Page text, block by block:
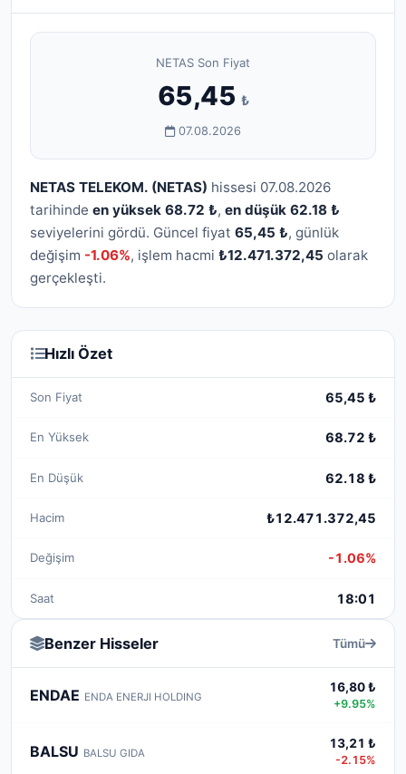
NETAS Son Fiyat
65,45 ₺
07.08.2026
NETAS TELEKOM. (NETAS) hissesi 07.08.2026
tarihinde en yüksek 68.72 ₺, en düşük 62.18 ₺
seviyelerini gördü. Güncel fiyat 65,45 ₺, günlük
değişim -1.06%, işlem hacmi ₺12.471.372,45 olarak
gerçekleşti.
Hızlı Özet
Son Fiyat 65,45 ₺
En Yüksek 68.72 ₺
En Düşük 62.18 ₺
Hacim ₺12.471.372,45
Değişim -1.06%
Saat 18:01
Benzer Hisseler Tümü
ENDAE ENDA ENERJI HOLDING
16,80 ₺
+9.95%
BALSU BALSU GIDA
13,21 ₺
-2.15%